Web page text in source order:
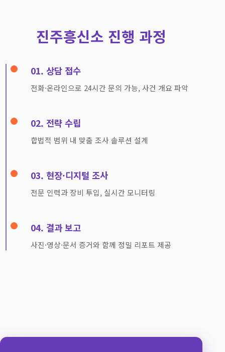
진주흥신소 진행 과정
01. 상담 접수
전화·온라인으로 24시간 문의 가능, 사건 개요 파악
02. 전략 수립
합법적 범위 내 맞춤 조사 솔루션 설계
03. 현장·디지털 조사
전문 인력과 장비 투입, 실시간 모니터링
04. 결과 보고
사진·영상·문서 증거와 함께 정밀 리포트 제공